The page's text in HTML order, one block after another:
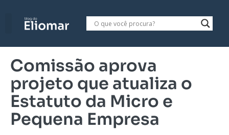
Comissão aprova
projeto que atualiza o
Estatuto da Micro e
Pequena Empresa